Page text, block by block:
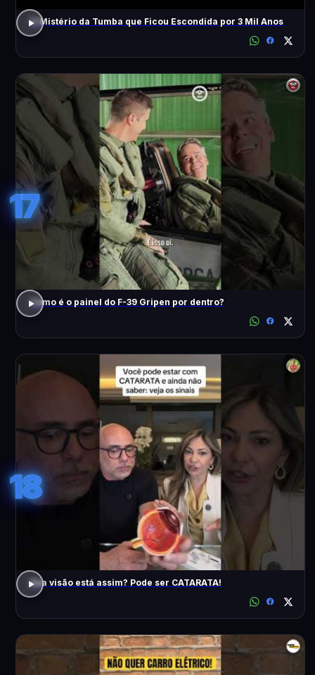
O Mistério da Tumba que Ficou Escondida por 3 Mil Anos
17
Como é o painel do F-39 Gripen por dentro?
18
Sua visão está assim? Pode ser CATARATA!